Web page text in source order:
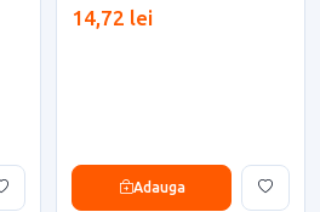
14,72 lei
Adauga